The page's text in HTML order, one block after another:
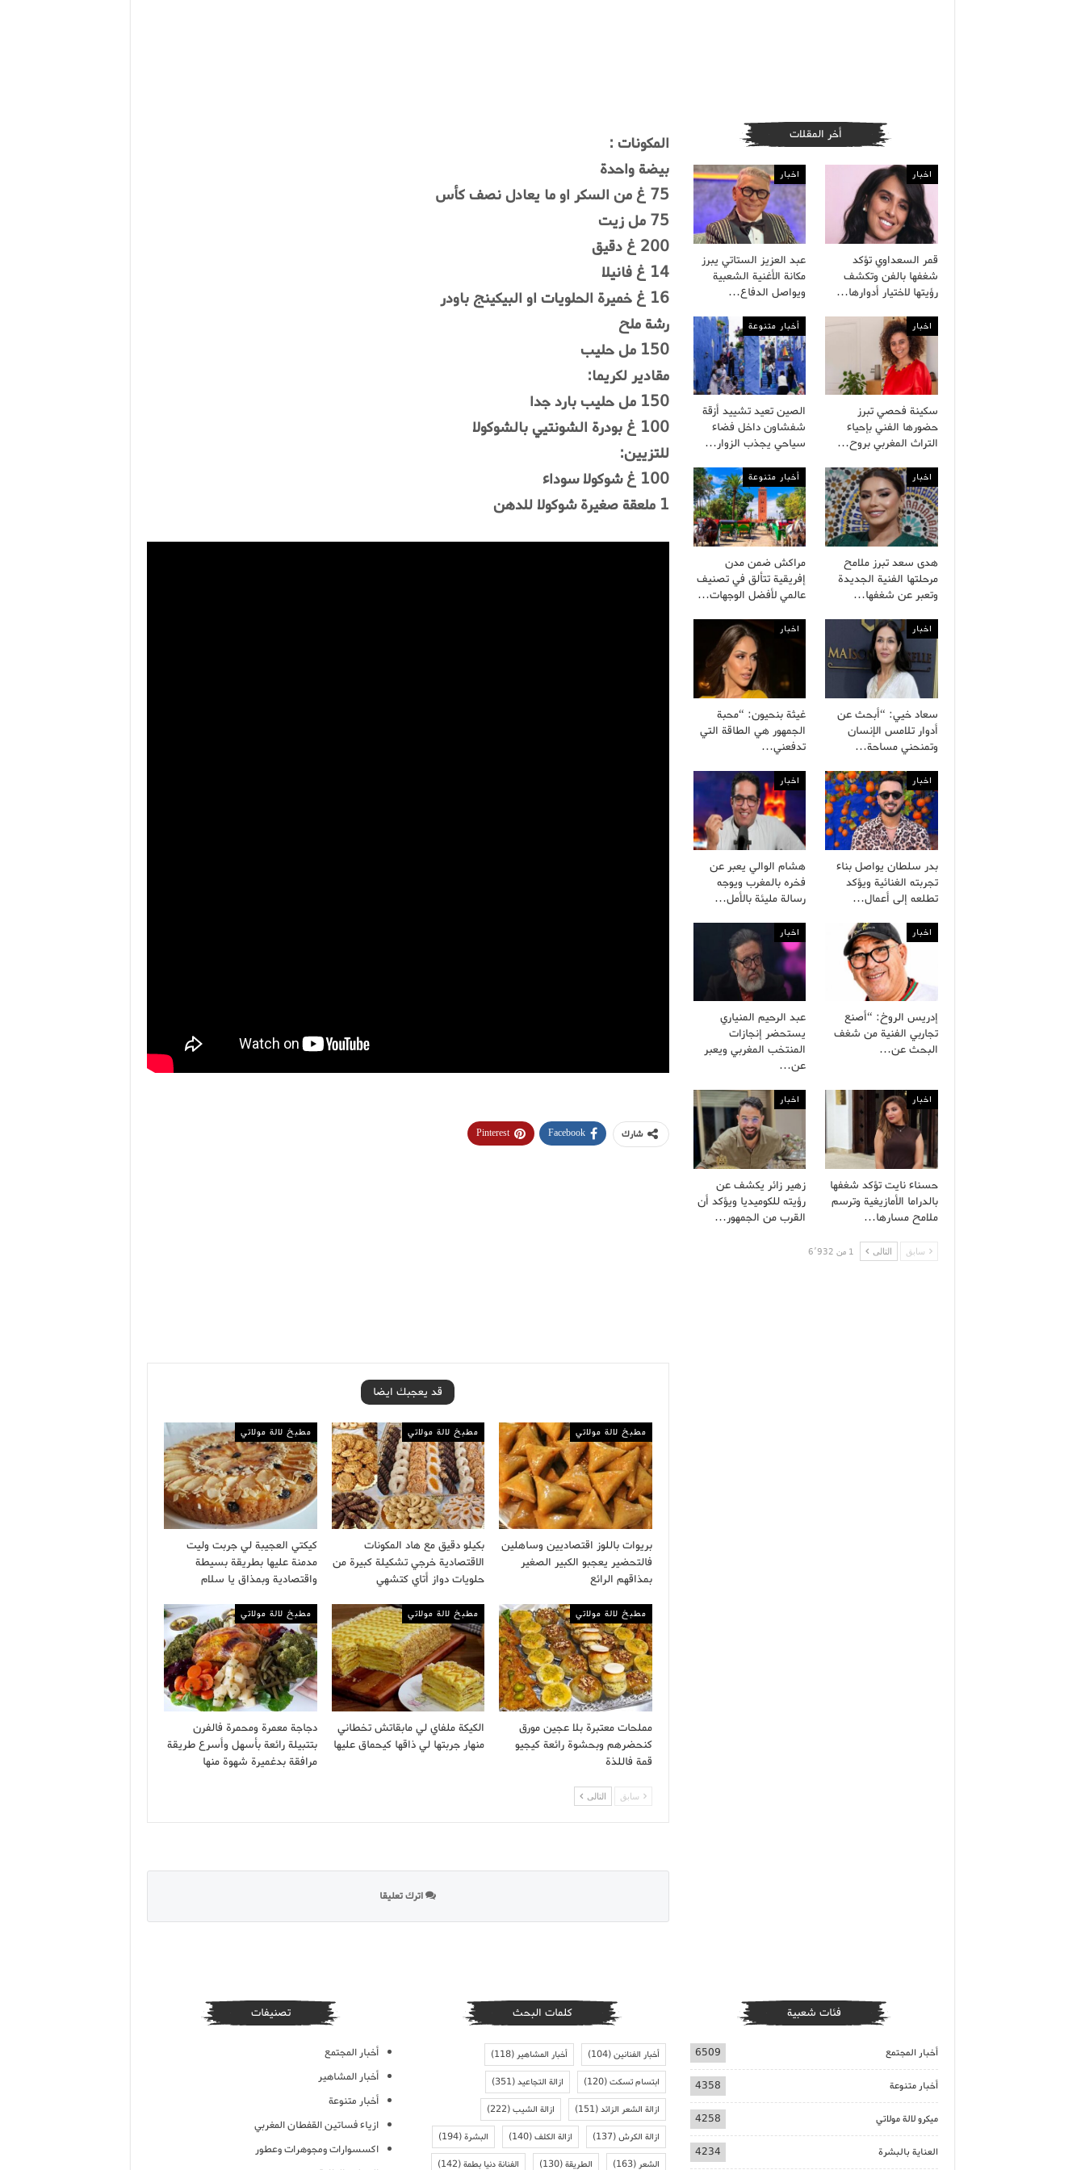
المكونات :
بيضة واحدة
75 غ من السكر او ما يعادل نصف كأس
75 مل زيت
200 غ دقيق
14 غ فانيلا
16 غ خميرة الحلويات او البيكينج باودر
رشة ملح
150 مل حليب
مقادير لكريما:
150 مل حليب بارد جدا
100 غ بودرة الشونتيي بالشوكولا
للتزيين:
100 غ شوكولا سوداء
1 ملعقة صغيرة شوكولا للدهن
شارك Facebook
Pinterest
قد يعجبك ايضا
مطبخ لالة مولاتي
بريوات باللوز اقتصاديين وساهلين
فالتحضير يعجبو الكبير الصغير
بمذاقهم الرائع
مطبخ لالة مولاتي
بكيلو دقيق مع هاد المكونات
الاقتصادية خرجي تشكيلة كبيرة من
حلويات دواز أتاي كتشهي
مطبخ لالة مولاتي
كيكتي العجيبة لي جربت وليت
مدمنة عليها بطريقة بسيطة
واقتصادية وبمذاق يا سلام
مطبخ لالة مولاتي
مملحات معتبرة بلا عجين مورق
كنحضرهم وبحشوة رائعة كيجيو
قمة فاللذة
مطبخ لالة مولاتي
الكيكة ملفاي لي مابقاتش تخطاني
منهار جربتها لي ذاقها كيحماق عليها
مطبخ لالة مولاتي
دجاجة معمرة ومحمرة فالفرن
بتتبيلة رائعة بأسهل وأسرع طريقة
مرافقة بدغميرة شهوة منها
سابق التالى
اترك تعليقا
أخر المقلات
اخبار
قمر السعداوي تؤكد
شغفها بالفن وتكشف
رؤيتها لاختيار أدوارها…
اخبار
عبد العزيز الستاتي يبرز
مكانة الأغنية الشعبية
ويواصل الدفاع…
اخبار
سكينة فحصي تبرز
حضورها الفني بإحياء
التراث المغربي بروح…
أخبار متنوعة
الصين تعيد تشييد أزقة
شفشاون داخل فضاء
سياحي يجذب الزوار…
اخبار
هدى سعد تبرز ملامح
مرحلتها الفنية الجديدة
وتعبر عن شغفها…
أخبار متنوعة
مراكش ضمن مدن
إفريقية تتألق في تصنيف
عالمي لأفضل الوجهات…
اخبار
سعاد خيي: “أبحث عن
أدوار تلامس الإنسان
وتمنحني مساحة…
اخبار
غيثة بنحيون: “محبة
الجمهور هي الطاقة التي
تدفعني…
اخبار
بدر سلطان يواصل بناء
تجربته الغنائية ويؤكد
تطلعه إلى أعمال…
اخبار
هشام الوالي يعبر عن
فخره بالمغرب ويوجه
رسالة مليئة بالأمل…
اخبار
إدريس الروخ: “أصنع
تجاربي الفنية من شغف
البحث عن…
اخبار
عبد الرحيم المنياري
يستحضر إنجازات
المنتخب المغربي ويعبر
عن…
اخبار
حسناء نايت تؤكد شغفها
بالدراما الأمازيغية وترسم
ملامح مسارها…
اخبار
زهير زائر يكشف عن
رؤيته للكوميديا ويؤكد أن
القرب من الجمهور…
سابق التالى 1 من 6٬932
فئات شعبية
أخبار المجتمع 6509
أخبار متنوعة 4358
ميكرو لالة مولاتي 4258
العناية بالبشرة 4234
كلمات البحث
أخبار الفنانين(104) أخبار المشاهير(118)
ابتسام تسكت(120) ازالة التجاعيد(351)
ازالة الشعر الزائد(151) ازالة الشيب(222)
ازالة الكرش(137) ازالة الكلف(140) البشرة(194)
الشعر(163) الطريقة(130) الفنانة دنيا بطمة(142)
تصنيفات
أخبار المجتمع
أخبار المشاهير
أخبار متنوعة
ازياء فساتين القفطان المغربي
اكسسوارات ومجوهرات وعطور